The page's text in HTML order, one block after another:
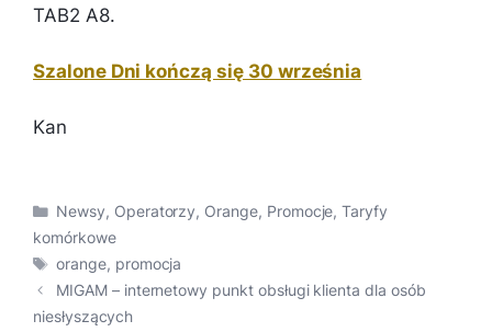
TAB2 A8.
Szalone Dni kończą się 30 września
Kan
Kategorie
Newsy, Operatorzy, Orange, Promocje,Taryfy
komórkowe
Tagi
orange, promocja
MIGAM – internetowy punkt obsługi klienta dla osób
niesłyszących